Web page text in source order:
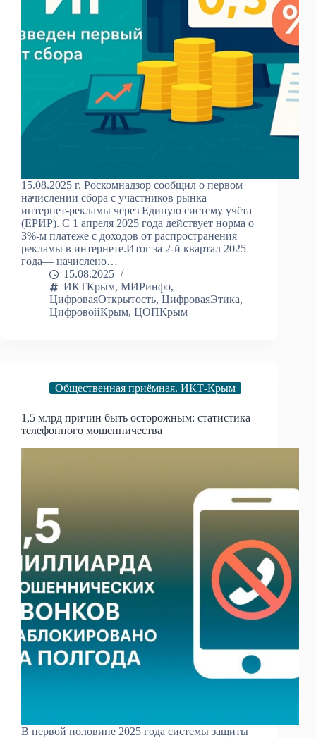
15.08.2025 г. Роскомнадзор сообщил о первом
начислении сбора с участников рынка
интернет-рекламы через Единую систему учёта
(ЕРИР). С 1 апреля 2025 года действует норма о
3%-м платеже с доходов от распространения
рекламы в интернете.Итог за 2-й квартал 2025
года— начислено…
15.08.2025
ИКТКрым, МИРинфо,
ЦифроваяОткрытость, ЦифроваяЭтика,
ЦифровойКрым, ЦОПКрым
Общественная приёмная. ИКТ-Крым
1,5 млрд причин быть осторожным: статистика
телефонного мошенничества
В первой половине 2025 года системы защиты